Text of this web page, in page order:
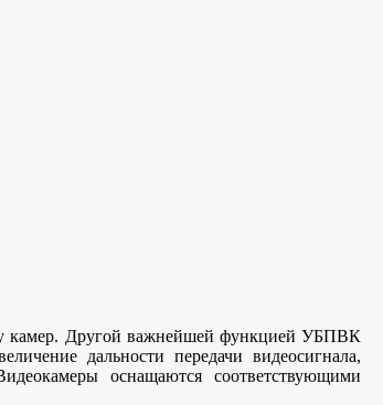
камер. Другой важнейшей функцией УБПВК
дальности передачи видеосигнала,
оснащаются соответствующими